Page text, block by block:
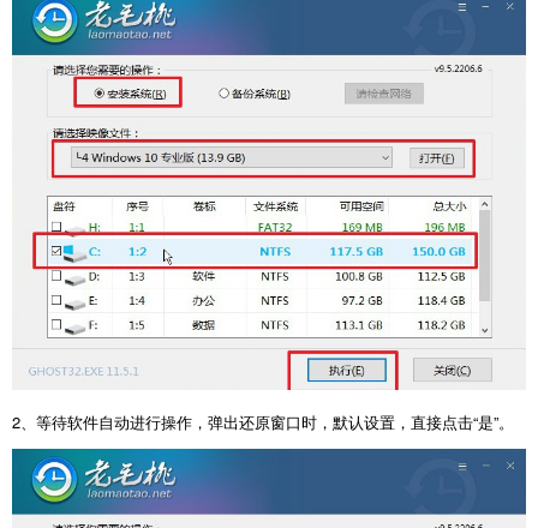
2、等待软件自动进行操作，弹出还原窗口时，默认设置，直接点击“是”。